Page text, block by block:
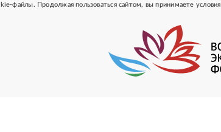
файлы. Продолжая пользоваться сайтом, вы принимаете условия